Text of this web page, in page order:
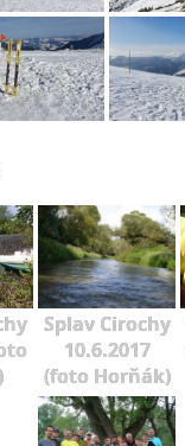
Splav Cirochy
10.6.2017
(foto Horňák)